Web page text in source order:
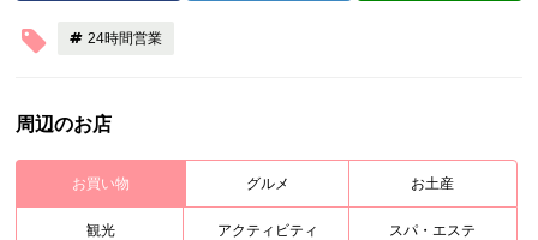
24時間営業
周辺のお店
お買い物 グルメ お土産
観光 アクティビティ スパ・エステ